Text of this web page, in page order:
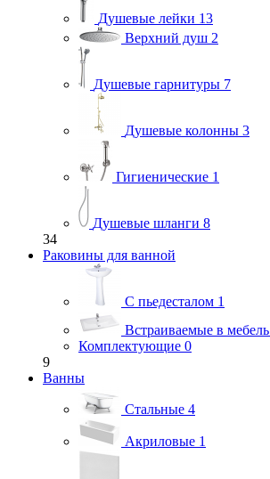
Душевые лейки 13
Верхний душ 2
Душевые гарнитуры 7
Душевые колонны 3
Гигиенические 1
Душевые шланги 8
34
Раковины для ванной
С пьедесталом 1
Встраиваемые в мебель
Комплектующие 0
9
Ванны
Стальные 4
Акриловые 1